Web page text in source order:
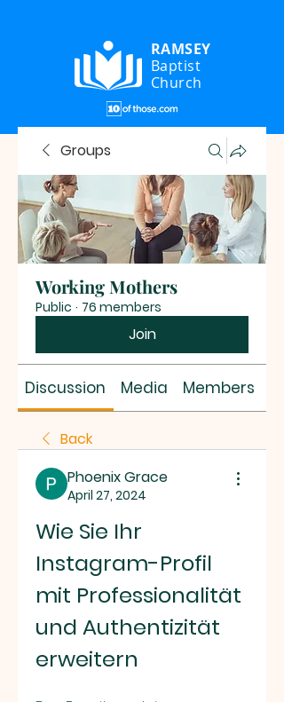
RAMSEY
Baptist
Church
Groups
Working Mothers
Public · 76 members
Join
Discussion Media Members
Back
Phoenix Grace
April 27, 2024
Wie Sie Ihr
Instagram-Profil
mit Professionalität
und Authentizität
erweitern